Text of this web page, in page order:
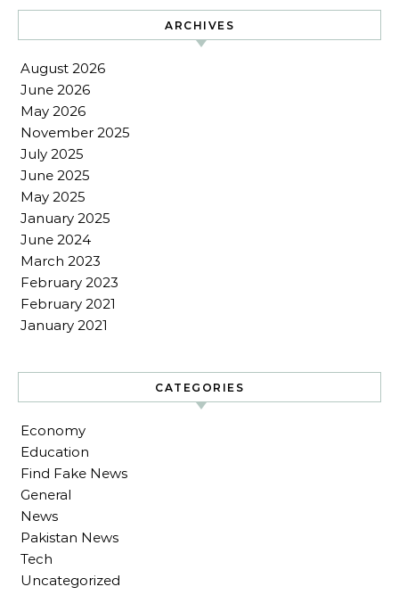
ARCHIVES
August 2026
June 2026
May 2026
November 2025
July 2025
June 2025
May 2025
January 2025
June 2024
March 2023
February 2023
February 2021
January 2021
CATEGORIES
Economy
Education
Find Fake News
General
News
Pakistan News
Tech
Uncategorized